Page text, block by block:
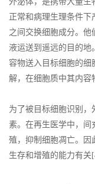
正常和病理生理条件
之间交换细胞成分。
液运送到遥远的目的地
容物送入目标细胞的细
解，在细胞质中其内容
为了被目标细胞识别，
素。在再生医学中，间
殖，抑制细胞凋亡。因
生存和增殖的能力有关